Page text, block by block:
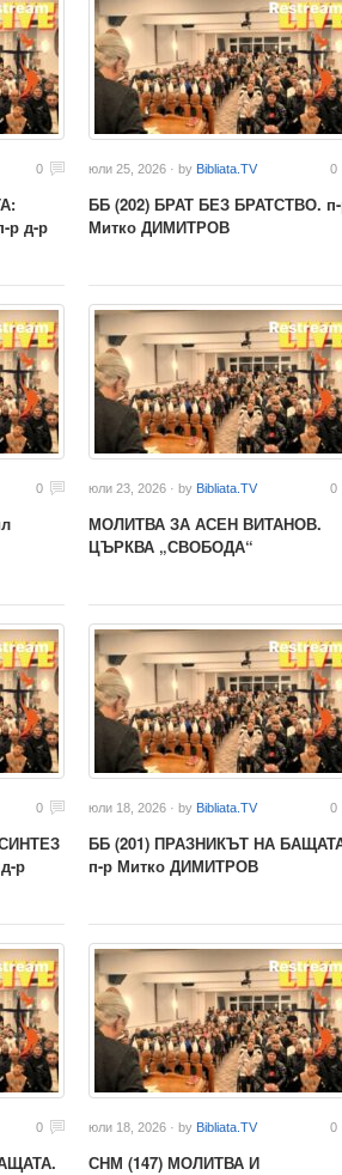
0
р д-р
юли 25, 2026 · by Bibliata.TV 0
ББ (202) БРАТ БЕЗ БРАТСТВО.
Митко ДИМИТРОВ
0 юли 23, 2026 · by Bibliata.TV 0
МОЛИТВА ЗА АСЕН ВИТАНОВ.
ЦЪРКВА „СВОБОДА“
0
р
юли 18, 2026 · by Bibliata.TV 0
ББ (201) ПРАЗНИКЪТ НА
п-р Митко ДИМИТРОВ
0 юли 18, 2026 · by Bibliata.TV 0
СНМ (147) МОЛИТВА И